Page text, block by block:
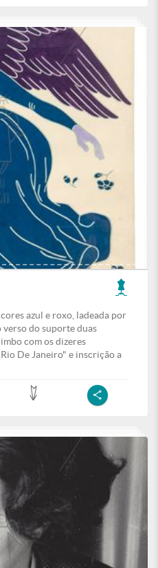
azul e roxo, ladeada por
do suporte duas
com os dizeres
De Janeiro" e inscrição a